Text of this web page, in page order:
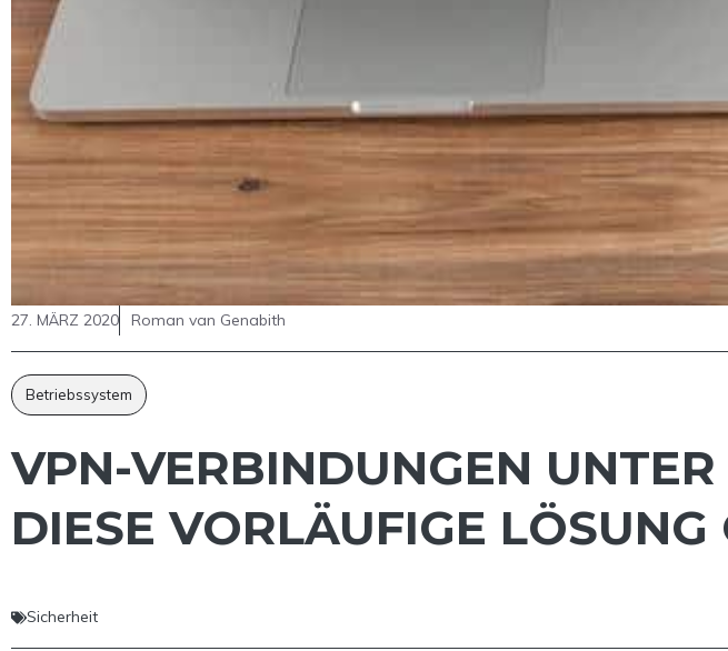
27. MÄRZ 2020 Roman van Genabith
Betriebssystem
VPN-VERBINDUNGEN
DIESE VORLÄUFIGE LÖSUNG
Sicherheit